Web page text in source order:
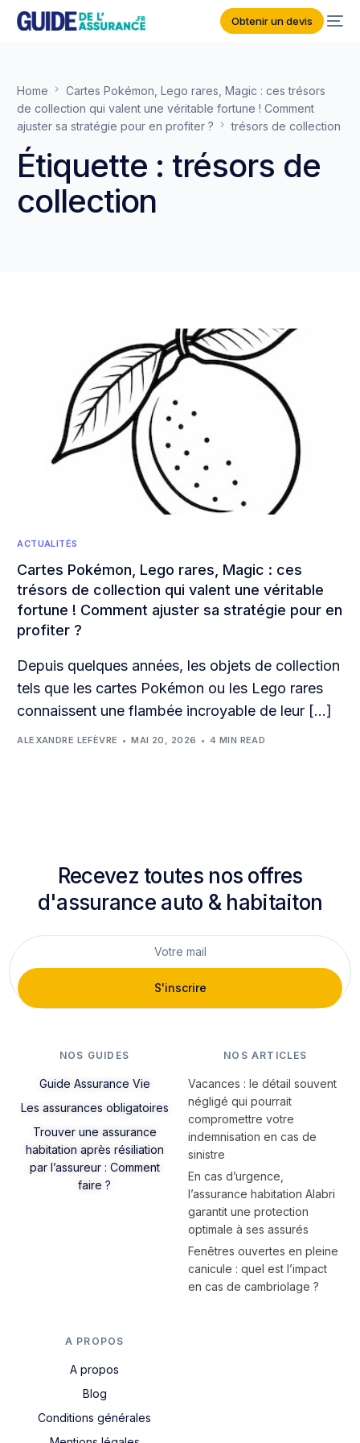
Obtenir un devis
Home
Cartes Pokémon, Lego rares, Magic : ces trésors
de collection qui valent une véritable fortune ! Comment
ajuster sa stratégie pour en profiter ?
trésors de collection
Étiquette : trésors de
collection
ACTUALITÉS
Cartes Pokémon, Lego rares, Magic : ces
trésors de collection qui valent une véritable
fortune ! Comment ajuster sa stratégie pour en
profiter ?
Depuis quelques années, les objets de collection
tels que les cartes Pokémon ou les Lego rares
connaissent une flambée incroyable de leur […]
ALEXANDRE LEFÈVRE MAI 20, 2026 4 MIN READ
Recevez toutes nos offres
d'assurance auto & habitaiton
S'inscrire
NOS GUIDES
Guide Assurance Vie
Les assurances obligatoires
Trouver une assurance
habitation après résiliation
par l’assureur : Comment
faire ?
NOS ARTICLES
Vacances : le détail souvent
négligé qui pourrait
compromettre votre
indemnisation en cas de
sinistre
En cas d’urgence,
l’assurance habitation Alabri
garantit une protection
optimale à ses assurés
Fenêtres ouvertes en pleine
canicule : quel est l’impact
en cas de cambriolage ?
A PROPOS
A propos
Blog
Conditions générales